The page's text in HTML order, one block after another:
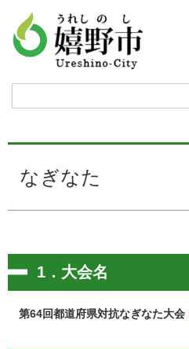
なぎなた
1．大会名
第64回都道府県対抗なぎなた大会